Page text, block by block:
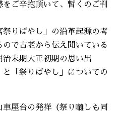
ご辛抱頂いて、暫くのご判
りばやし」の沿革起源の考
で古老から伝え聞いている
末期大正初期の思い出
「祭りばやし」についての
屋台の発祥（祭り囃しも同